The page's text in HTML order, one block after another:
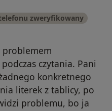
zweryfikowany
problemem
czytania. Pani
konkretnego
literek z tablicy, po
problemu, bo ja